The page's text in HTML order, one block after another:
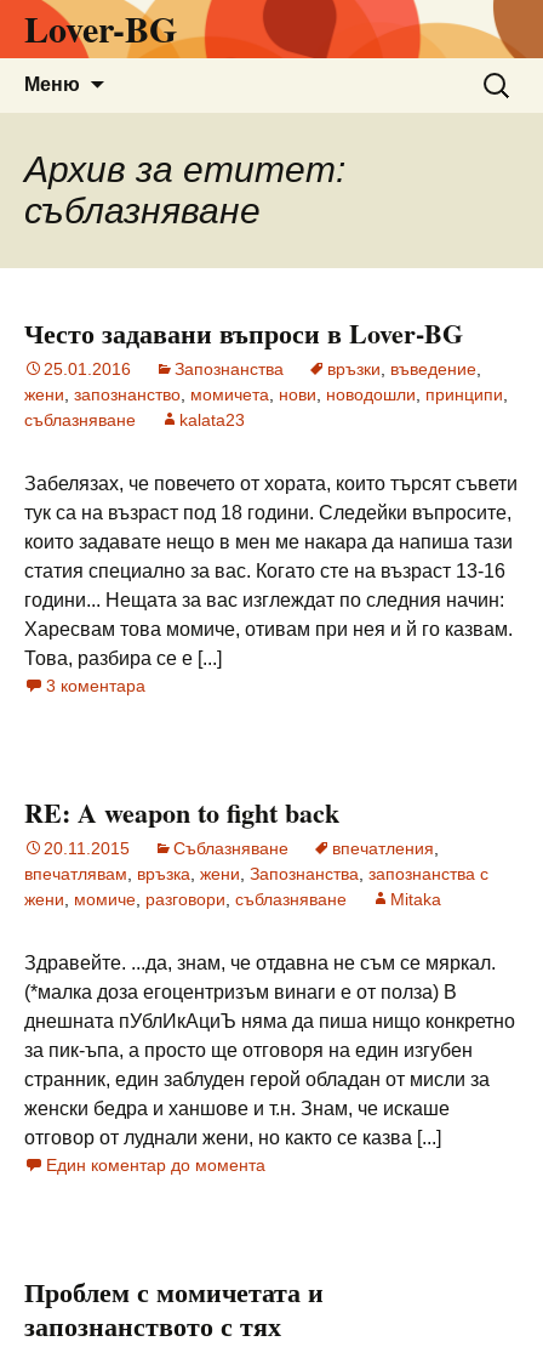
Lover-BG
Меню
за:
Архив за етитет:
съблазняване
Често задавани въпроси в Lover-BG
25.01.2016 Запознанства връзки въведение
жени запознанство момичета нови новодошли принципи
съблазняване
kalata23
Забелязах, че повечето от хората, които търсят съвети
тук са на възраст под 18 години. Следейки въпросите,
които задавате нещо в мен ме накара да напиша тази
статия специално за вас. Когато сте на възраст 13-16
години... Нещата за вас изглеждат по следния начин:
Харесвам това момиче, отивам при нея и й го казвам.
Това, разбира се е [...]
3 коментара
RE: A weapon to fight back
20.11.2015 Съблазняване впечатления
впечатлявам
връзка жени Запознанства запознанства с
жени
момиче разговори съблазняване Mitaka
Здравейте. ...да, знам, че отдавна не съм се мяркал.
(*малка доза егоцентризъм винаги е от полза) В
днешната пУблИкАциЪ няма да пиша нищо конкретно
за пик-ъпа, а просто ще отговоря на един изгубен
странник, един заблуден герой обладан от мисли за
женски бедра и ханшове и т.н. Знам, че искаше
отговор от луднали жени, но както се казва [...]
Един коментар до момента
Проблем с момичетата и
запознанството с тях